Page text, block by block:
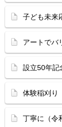
子ども未来
アートでバ
設立50年記
体験稲刈り
丁寧に（令